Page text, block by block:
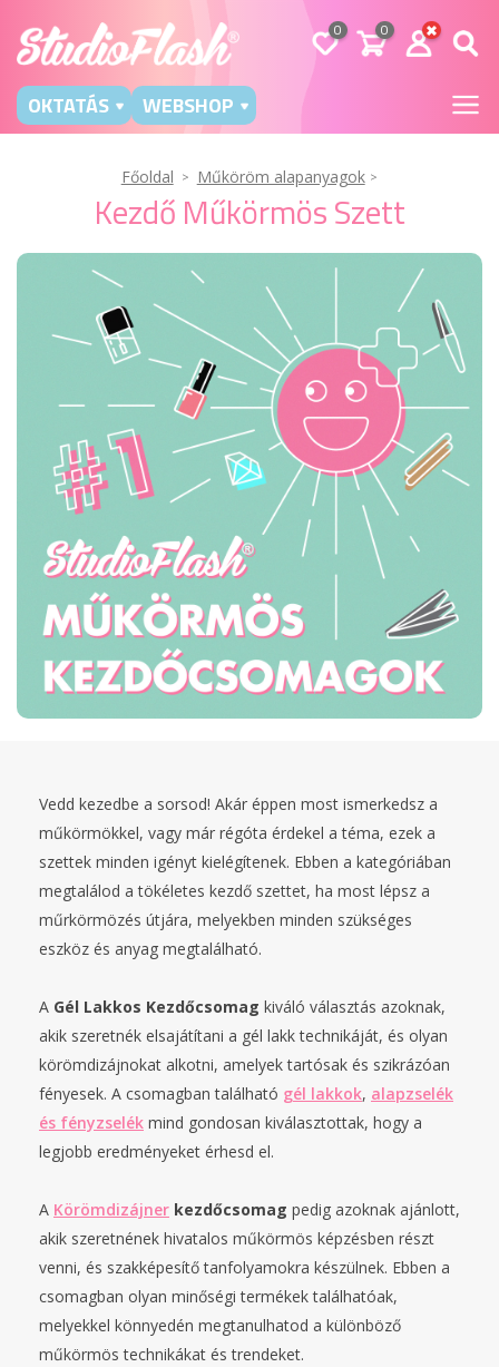
0 0
OKTATÁS WEBSHOP
Főoldal Műköröm alapanyagok
Kezdő Műkörmös Szett
Vedd kezedbe a sorsod! Akár éppen most ismerkedsz a
műkörmökkel, vagy már régóta érdekel a téma, ezek a
szettek minden igényt kielégítenek. Ebben a kategóriában
megtalálod a tökéletes kezdő szettet, ha most lépsz a
műrkörmözés útjára, melyekben minden szükséges
eszköz és anyag megtalálható.
A Gél Lakkos Kezdőcsomag kiváló választás azoknak,
akik szeretnék elsajátítani a gél lakk technikáját, és olyan
körömdizájnokat alkotni, amelyek tartósak és szikrázóan
fényesek. A csomagban található gél lakkok, alapzselék
és fényzselék mind gondosan kiválasztottak, hogy a
legjobb eredményeket érhesd el.
A Körömdizájner kezdőcsomag pedig azoknak ajánlott,
akik szeretnének hivatalos műkörmös képzésben részt
venni, és szakképesítő tanfolyamokra készülnek. Ebben a
csomagban olyan minőségi termékek találhatóak,
melyekkel könnyedén megtanulhatod a különböző
műkörmös technikákat és trendeket.